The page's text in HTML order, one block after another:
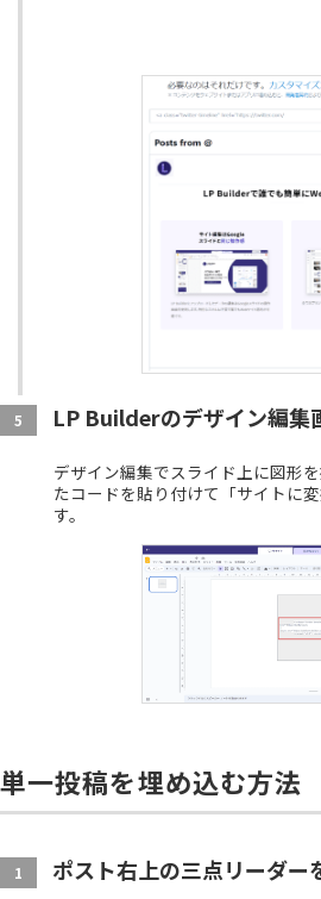
5 LP Builderのデザイン編集
デザイン編集でスライド上に図形
たコードを貼り付けて「サイトに
す。
単一投稿を埋め込む方法
1 ポスト右上の三点リーダー